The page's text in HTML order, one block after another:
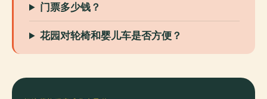
门票多少钱？
花园对轮椅和婴儿车是否方便？